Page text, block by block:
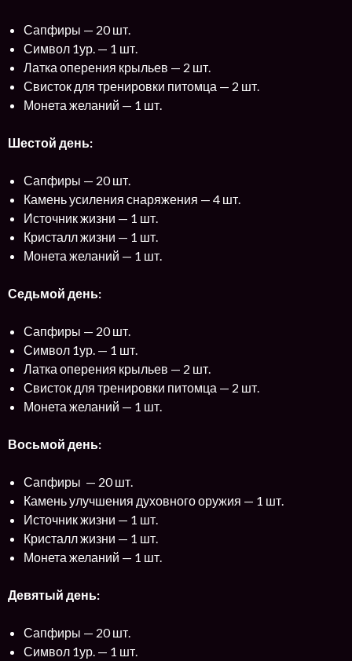
Сапфиры — 20 шт.
Символ 1ур. — 1 шт.
Латка оперения крыльев — 2 шт.
Свисток для тренировки питомца — 2 шт.
Монета желаний — 1 шт.
Шестой день:
Сапфиры — 20 шт.
Камень усиления снаряжения — 4 шт.
Источник жизни — 1 шт.
Кристалл жизни — 1 шт.
Монета желаний — 1 шт.
Седьмой день:
Сапфиры — 20 шт.
Символ 1ур. — 1 шт.
Латка оперения крыльев — 2 шт.
Свисток для тренировки питомца — 2 шт.
Монета желаний — 1 шт.
Восьмой день:
Сапфиры — 20 шт.
Камень улучшения духовного оружия — 1 шт.
Источник жизни — 1 шт.
Кристалл жизни — 1 шт.
Монета желаний — 1 шт.
Девятый день:
Сапфиры — 20 шт.
Символ 1ур. — 1 шт.